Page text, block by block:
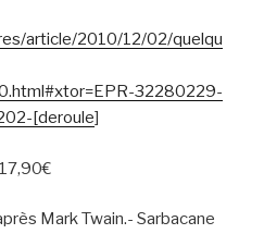
article/2010/12/02/quelqu
32280229-
[deroule]
Mark Twain.- Sarbacane